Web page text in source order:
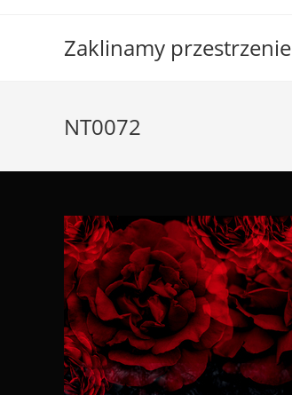
Zaklinamy przestrzenie
NT0072